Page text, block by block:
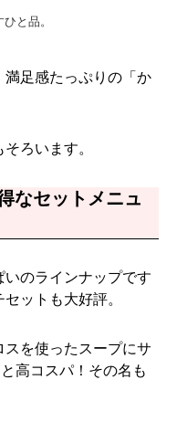
と品。
満足感たっぷりの「か
ろいます。
なセットメニュ
のラインナップです
ットも大好評。
スを使ったスープにサ
高コスパ！その名も